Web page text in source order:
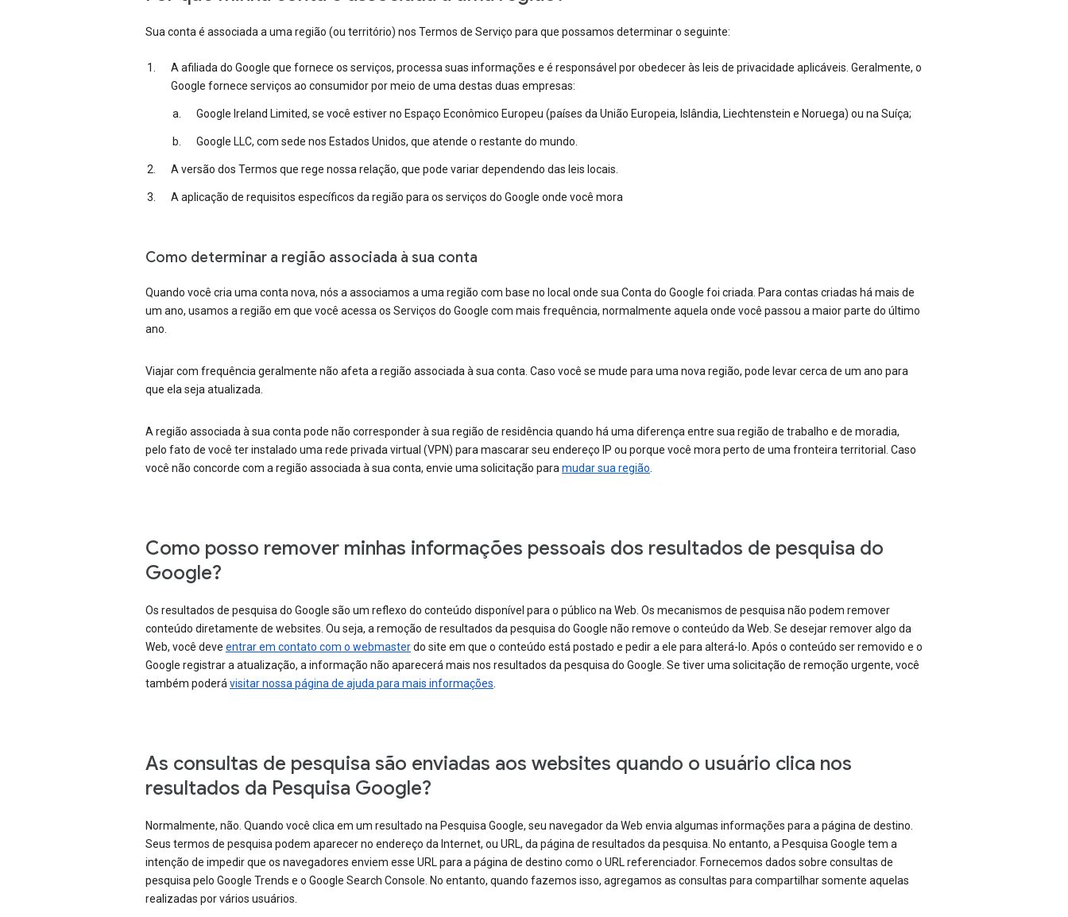
Sua conta é associada a uma região (ou território) nos Termos de Serviço para que possamos determinar o seguinte:
A afiliada do Google que fornece os serviços, processa suas informações e é responsável por obedecer às leis de privacidade aplicáveis. Geralmente, o
Google fornece serviços ao consumidor por meio de uma destas duas empresas:
Google Ireland Limited, se você estiver no Espaço Econômico Europeu (países da União Europeia, Islândia, Liechtenstein e Noruega) ou na Suíça;
Google LLC, com sede nos Estados Unidos, que atende o restante do mundo.
A versão dos Termos que rege nossa relação, que pode variar dependendo das leis locais.
A aplicação de requisitos específicos da região para os serviços do Google onde você mora
Como determinar a região associada à sua conta
Quando você cria uma conta nova, nós a associamos a uma região com base no local onde sua Conta do Google foi criada. Para contas criadas há mais de
um ano, usamos a região em que você acessa os Serviços do Google com mais frequência, normalmente aquela onde você passou a maior parte do último
ano.
Viajar com frequência geralmente não afeta a região associada à sua conta. Caso você se mude para uma nova região, pode levar cerca de um ano para
que ela seja atualizada.
A região associada à sua conta pode não corresponder à sua região de residência quando há uma diferença entre sua região de trabalho e de moradia,
pelo fato de você ter instalado uma rede privada virtual (VPN) para mascarar seu endereço IP ou porque você mora perto de uma fronteira territorial. Caso
você não concorde com a região associada à sua conta, envie uma solicitação para mudar sua região
Como posso remover minhas informações pessoais dos resultados de pesquisa do
Google?
Os resultados de pesquisa do Google são um reflexo do conteúdo disponível para o público na Web. Os mecanismos de pesquisa não podem remover
conteúdo diretamente de websites. Ou seja, a remoção de resultados da pesquisa do Google não remove o conteúdo da Web. Se desejar remover algo da
Web, você deve entrar em contato com o webmasterdo site em que o conteúdo está postado e pedir a ele para alterá-lo. Após o conteúdo ser removido e o
Google registrar a atualização, a informação não aparecerá mais nos resultados da pesquisa do Google. Se tiver uma solicitação de remoção urgente, você
também poderá visitar nossa página de ajuda para mais informações
As consultas de pesquisa são enviadas aos websites quando o usuário clica nos
resultados da Pesquisa Google?
Normalmente, não. Quando você clica em um resultado na Pesquisa Google, seu navegador da Web envia algumas informações para a página de destino.
Seus termos de pesquisa podem aparecer no endereço da Internet, ou URL, da página de resultados da pesquisa. No entanto, a Pesquisa Google tem a
intenção de impedir que os navegadores enviem esse URL para a página de destino como o URL referenciador. Fornecemos dados sobre consultas de
pesquisa pelo Google Trends e o Google Search Console. No entanto, quando fazemos isso, agregamos as consultas para compartilhar somente aquelas
realizadas por vários usuários.